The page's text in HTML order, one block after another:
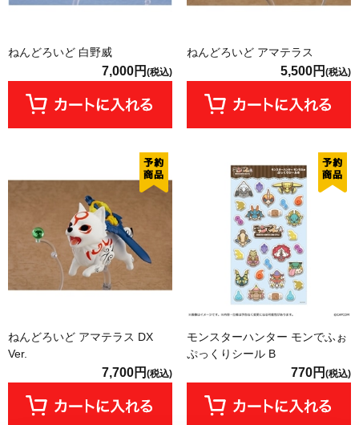
ねんどろいど 白野威
7,000円 (税込)
ねんどろいど アマテラス
5,500円 (税込)
ねんどろいど アマテラス DX
Ver.
7,700円 (税込)
モンスターハンター モンでふぉ
ぷっくりシール B
770円 (税込)